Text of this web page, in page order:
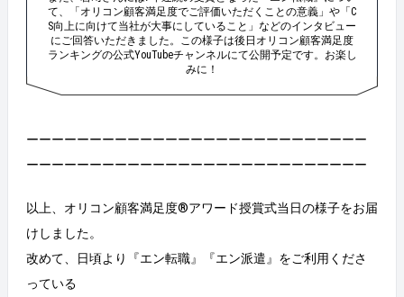
て、「オリコン顧客満足度でご評価いただくことの意義」や「C
S向上に向けて当社が大事にしていること」などのインタビュー
にご回答いただきました。この様子は後日オリコン顧客満足度
ランキングの公式YouTubeチャンネルにて公開予定です。お楽し
みに！
ーーーーーーーーーーーーーーーーーーーーーーーーーーー
ーーーーーーーーーーーーーーーーーーーーーーーーーーー
以上、オリコン顧客満足度®アワード授賞式当日の様子をお届
けしました。
改めて、日頃より『エン転職』『エン派遣』をご利用くださ
っている